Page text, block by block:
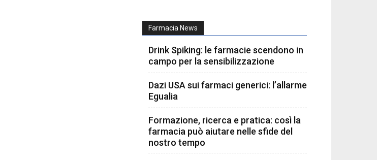
Farmacia News
Drink Spiking: le farmacie scendono in
campo per la sensibilizzazione
Dazi USA sui farmaci generici: l’allarme
Egualia
Formazione, ricerca e pratica: così la
farmacia può aiutare nelle sfide del
nostro tempo